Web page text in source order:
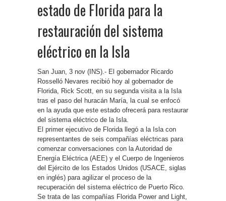
estado de Florida para la
restauración del sistema
eléctrico en la Isla
San Juan, 3 nov (INS).- El gobernador Ricardo
Rosselló Nevares recibió hoy al gobernador de
Florida, Rick Scott, en su segunda visita a la Isla
tras el paso del huracán María, la cual se enfocó
en la ayuda que este estado ofrecerá para restaurar
del sistema eléctrico de la Isla.
El primer ejecutivo de Florida llegó a la Isla con
representantes de seis compañías eléctricas para
comenzar conversaciones con la Autoridad de
Energía Eléctrica (AEE) y el Cuerpo de Ingenieros
del Ejército de los Estados Unidos (USACE, siglas
en inglés) para agilizar el proceso de la
recuperación del sistema eléctrico de Puerto Rico.
Se trata de las compañías Florida Power and Light,